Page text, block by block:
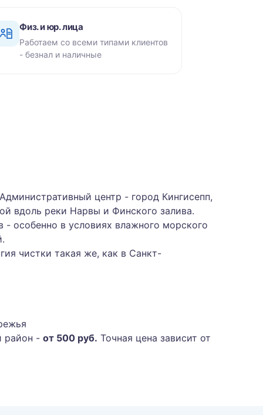
Физ. и юр. лица
Работаем со всеми типами клиентов
- безнал и наличные
центр - город Кингисепп,
вдоль реки Нарвы и Финского залива.
- особенно в условиях влажного морского
чистки такая же, как в Санкт-
район - от 500 руб. Точная цена зависит от